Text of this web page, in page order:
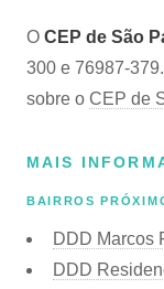
O CEP de São
300 e 76987-
sobre o CEP de
MAIS
BAIRROS
DDD Marcos
DDD